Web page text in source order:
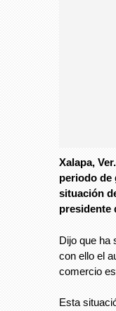
Xalapa,
periodo de
situación
presidente
Dijo que ha
con ello el
comercio
Esta